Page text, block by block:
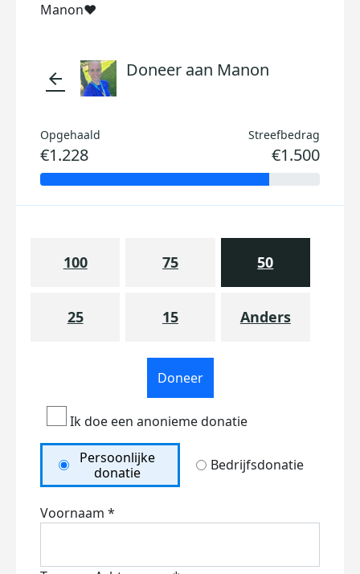
Manon❤️
arrow_back Doneer aan Manon
Opgehaald
€1.228
Streefbedrag
€1.500
100 75 50
25 15 Anders
Doneer
Ik doe een anonieme donatie
Persoonlijke
donatie
Bedrijfsdonatie
Voornaam *